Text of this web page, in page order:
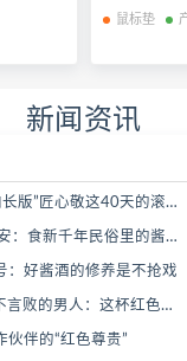
鼠标垫
新闻资讯
入伏第一天，用一杯“加长版”匠心敬这40天的滚烫人生
小暑温风至，一杯敬夏安：食新千年民俗里的酱香之味
：好酱酒的修养是不抢戏
父亲节 | 敬岁月里那个不言败的男人：这杯红色壹号，专为他而酿
伙伴的“红色尊贵”